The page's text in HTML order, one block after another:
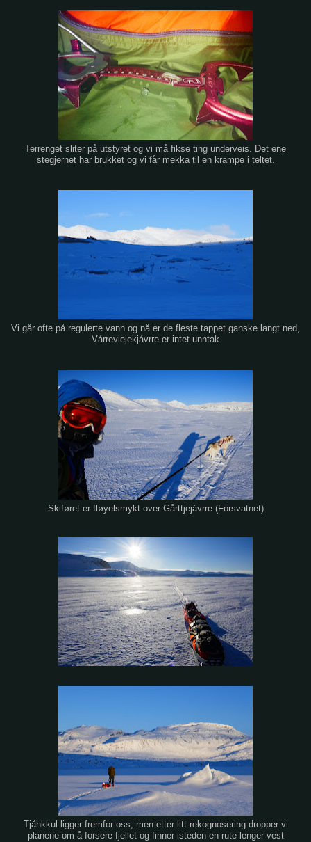
Terrenget sliter på utstyret og vi må fikse ting underveis. Det ene
stegjernet har brukket og vi får mekka til en krampe i teltet.
Vi går ofte på regulerte vann og nå er de fleste tappet ganske langt ned,
Várreviejekjávrre er intet unntak
Skiføret er fløyelsmykt over Gårttjejávrre (Forsvatnet)
Tjåhkkul ligger fremfor oss, men etter litt rekognosering dropper vi
planene om å forsere fjellet og finner isteden en rute lenger vest